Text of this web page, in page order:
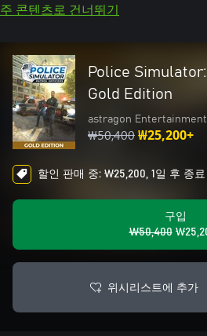
주 콘텐츠로 건너뛰기
Police
Gold Edition
astragon Entertainment
₩50,400₩25,200+
할인 판매 중: ₩25,200, 1일 후 종료
구입
₩50,400
위시리스트에 추가